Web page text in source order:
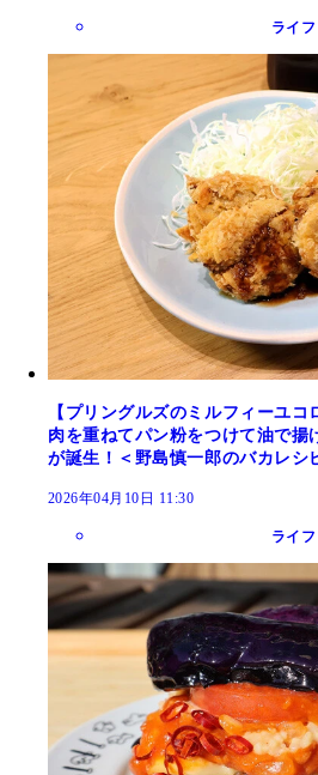
ライ
【プリングルズのミルフィーユ
肉を重ねてパン粉をつけて油で揚
が誕生！＜野島慎一郎のバカレシ
2026年04月10日 11:30
ライ